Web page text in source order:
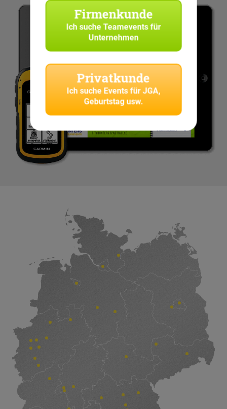
Firmenkunde
Ich sucheTeamevents für
Unternehmen
Privatkunde
Ich suche Events für JGA,
Geburtstag usw.